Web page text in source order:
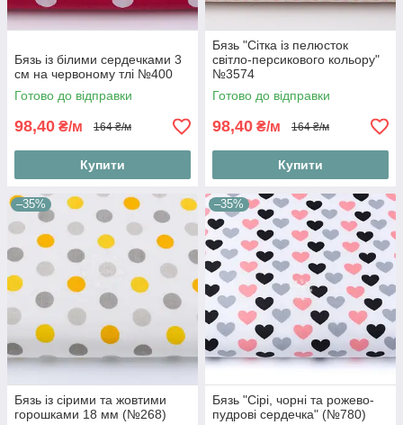
Бязь із білими сердечками 3
см на червоному тлі №400
Готово до відправки
98,40 ₴/м 164 ₴/м
Купити
Бязь "Сітка із пелюсток
світло-персикового кольору"
№3574
Готово до відправки
98,40 ₴/м 164 ₴/м
Купити
–35%
Бязь із сірими та жовтими
горошками 18 мм (№268)
–35%
Бязь "Сірі, чорні та рожево-
пудрові сердечка" (№780)